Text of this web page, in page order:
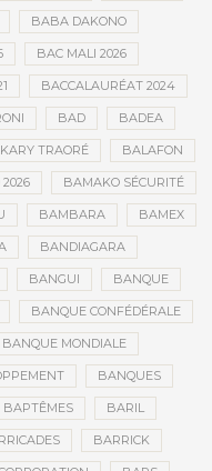
BABA DAKONO
BAC MALI 2026
BACCALAURÉAT 2024
BAD BADEA
TRAORÉ BALAFON
BAMAKO SÉCURITÉ
BAMBARA BAMEX
BANDIAGARA
BANGUI BANQUE
BANQUE CONFÉDÉRALE
BANQUE MONDIALE
BANQUES
BAPTÊMES BARIL
BARRICK